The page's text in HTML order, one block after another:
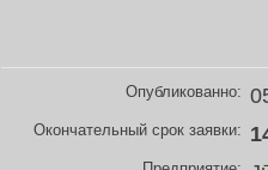
Опубликованно:
Окончательный срок заявки: